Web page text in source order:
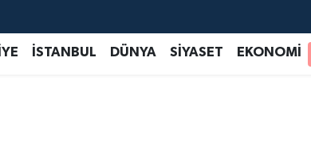
İSTANBUL DÜNYA SİYASET EKONOMİ